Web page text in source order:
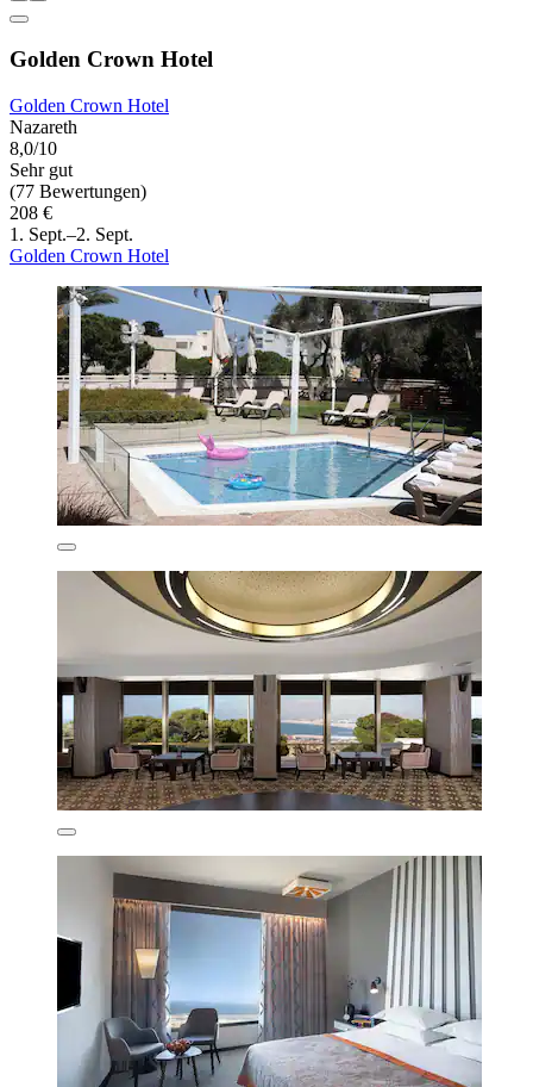
Golden Crown Hotel
Golden Crown Hotel
Nazareth
8,0/10
Sehr gut
(77 Bewertungen)
208 €
1. Sept.–2. Sept.
Golden Crown Hotel